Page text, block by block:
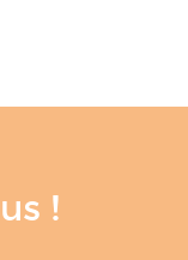
!